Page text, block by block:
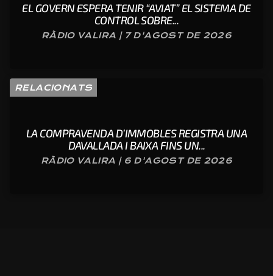
EL GOVERN ESPERA TENIR “AVIAT” EL SISTEMA DE
CONTROL SOBRE...
RÀDIO VALIRA | 7 D'AGOST DE 2026
RELACIONATS
LA COMPRAVENDA D’IMMOBLES REGISTRA UNA
DAVALLADA I BAIXA FINS UN...
RÀDIO VALIRA | 6 D'AGOST DE 2026